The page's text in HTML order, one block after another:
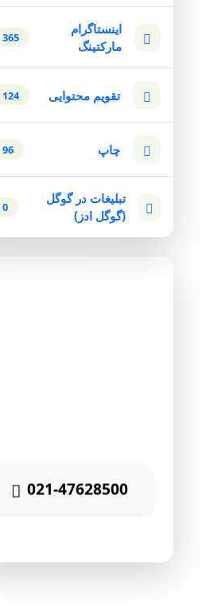
اینستاگرام
مارکتینگ
365
تقویم محتوایی 124
چاپ 96
تبلیغات در گوگل
(گوگل ادز)
0
021-47628500